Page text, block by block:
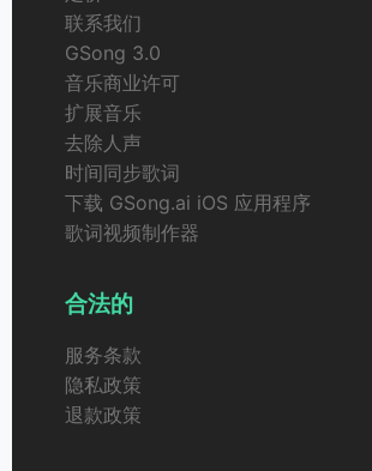
联系我们
GSong 3.0
音乐商业许可
扩展音乐
去除人声
时间同步歌词
下载 GSong.ai iOS 应用程序
歌词视频制作器
合法的
服务条款
隐私政策
退款政策